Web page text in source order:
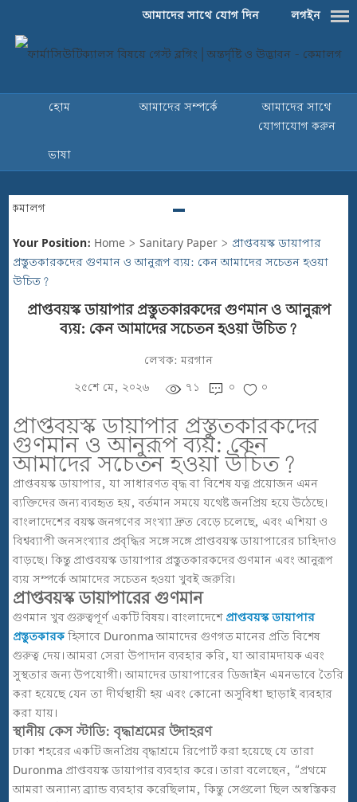
লগইন
আমাদের সাথে যোগ দিন
হোম আমাদের সম্পর্কে
আমাদের সাথে
যোগাযোগ করুন
ভাষা
Your Position: Home >Sanitary Paper > প্রাপ্তবয়স্ক ডায়াপার
প্রস্তুতকারকদের গুণমান ও আনুরূপ ব্যয়: কেন আমাদের সচেতন হওয়া
উচিত?
প্রাপ্তবয়স্ক ডায়াপার প্রস্তুতকারকদের গুণমান ও আনুরূপ
ব্যয়: কেন আমাদের সচেতন হওয়া উচিত?
লেখক: মরগান
২৫শে মে, ২০২৬
৭১ ০ ০
প্রাপ্তবয়স্ক ডায়াপার প্রস্তুতকারকদের
গুণমান ও আনুরূপ ব্যয়: কেন
আমাদের সচেতন হওয়া উচিত?
প্রাপ্তবয়স্ক ডায়াপার, যা সাধারণত বৃদ্ধ বা বিশেষ যত্ন প্রয়োজন এমন
ব্যক্তিদের জন্য ব্যবহৃত হয়, বর্তমান সময়ে যথেষ্ট জনপ্রিয় হয়ে উঠেছে।
বাংলাদেশের বয়স্ক জনগণের সংখ্যা দ্রুত বেড়ে চলেছে, এবং এশিয়া ও
বিশ্বব্যাপী জনসংখ্যার প্রবৃদ্ধির সঙ্গে সঙ্গে প্রাপ্তবয়স্ক ডায়াপারের চাহিদাও
বাড়ছে। কিন্তু প্রাপ্তবয়স্ক ডায়াপার প্রস্তুতকারকদের গুণমান এবং আনুরূপ
ব্যয় সম্পর্কে আমাদের সচেতন হওয়া খুবই জরুরি।
প্রাপ্তবয়স্ক ডায়াপারের গুণমান
গুণমান খুব গুরুত্বপূর্ণ একটি বিষয়। বাংলাদেশে প্রাপ্তবয়স্ক ডায়াপার
প্রস্তুতকারকহিসাবে Duronma আমাদের গুণগত মানের প্রতি বিশেষ
গুরুত্ব দেয়। আমরা সেরা উপাদান ব্যবহার করি, যা আরামদায়ক এবং
সুস্থতার জন্য উপযোগী। আমাদের ডায়াপারের ডিজাইন এমনভাবে তৈরি
করা হয়েছে যেন তা দীর্ঘস্থায়ী হয় এবং কোনো অসুবিধা ছাড়াই ব্যবহার
করা যায়।
স্থানীয় কেস স্টাডি: বৃদ্ধাশ্রমের উদাহরণ
ঢাকা শহরের একটি জনপ্রিয় বৃদ্ধাশ্রমে রিপোর্ট করা হয়েছে যে তারা
Duronma প্রাপ্তবয়স্ক ডায়াপার ব্যবহার করে। তারা বলেছেন, “প্রথমে
আমরা অন্যান্য ব্র্যান্ড ব্যবহার করেছিলাম, কিন্তু সেগুলো ছিল অস্বস্তিকর